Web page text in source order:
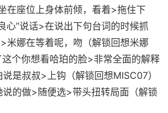
在座位上身体前倾，看着>拖住下
心”说话>在说出下句台词的时候抓
米娜在等着呢，吻（解锁回想米娜
个你想看哈珀的脸>非常全面的解释
是叔叔>上钩（解锁回想MISC07）
的做>随便选>带头扭转局面（解锁